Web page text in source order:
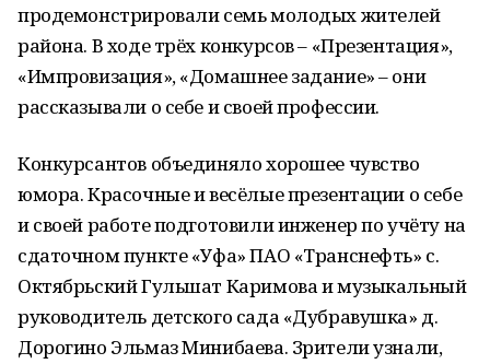
продемонстрировали семь молодых жителей
района. В ходе трёх конкурсов – «Презентация»,
«Импровизация», «Домашнее задание» – они
рассказывали о себе и своей профессии.
Конкурсантов объединяло хорошее чувство
юмора. Красочные и весёлые презентации о себе
и своей работе подготовили инженер по учёту на
сдаточном пункте «Уфа» ПАО «Транснефть» с.
Октябрьский Гульшат Каримова и музыкальный
руководитель детского сада «Дубравушка» д.
Дорогино Эльмаз Минибаева. Зрители узнали,